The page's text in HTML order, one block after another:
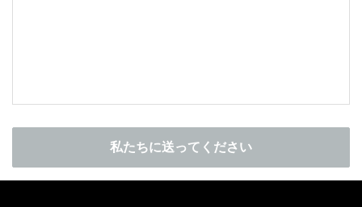
私たちに送ってください